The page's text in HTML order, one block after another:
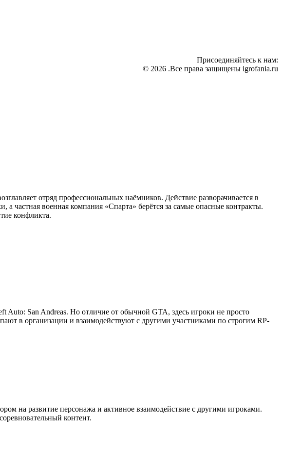
Присоединяйтесь к нам:
© 2026 .Все права защищены igrofania.ru
отряд профессиональных наёмников. Действие разворачивается в
частная военная компания «Спарта» берётся за самые опасные контракты.
конфликта.
Auto: San Andreas. Но отличие от обычной GTA, здесь игроки не просто
в организации и взаимодействуют с другими участниками по строгим RP-
на развитие персонажа и активное взаимодействие с другими игроками.
контент.